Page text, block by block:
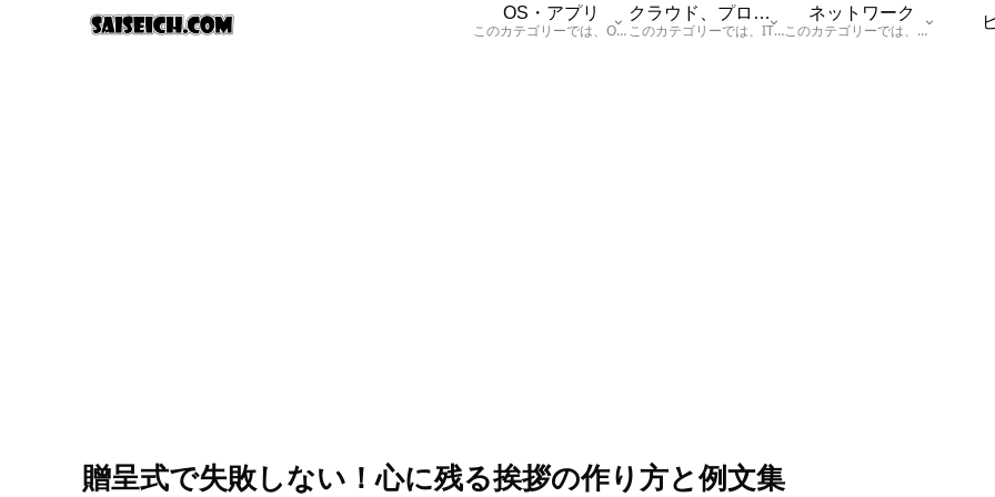
OS・アプリ
このカテゴリーでは、OSに関する情報を記載しています。
クラウド、プログラム
このカテゴリーでは、ITに関する基本的な情報として「ハードウェア、「サーバー」、「データベース、「ネットワーク」、「セキュリティ」、「プログラム」に関する情報を記載しています。
ネットワーク
このカテゴリーでは、「ネットワーク」に関する情報を記載しています。
贈呈式で失敗しない！心に残る挨拶の作り方と例文集